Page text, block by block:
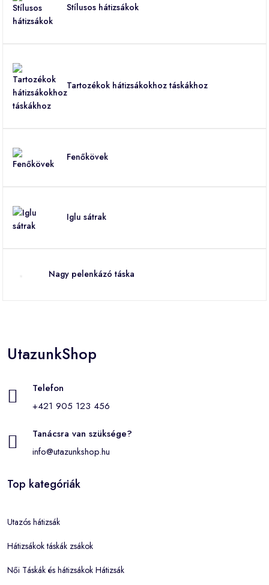
Stílusos hátizsákok
Tartozékok hátizsákokhoz táskákhoz
Fenőkövek
Iglu sátrak
Nagy pelenkázó táska
UtazunkShop
Telefon
+421 905 123 456
Tanácsra van szüksége?
info@utazunkshop.hu
Top kategóriák
Utazós hátizsák
Hátizsákok táskák zsákok
Női Táskák és hátizsákok Hátizsák